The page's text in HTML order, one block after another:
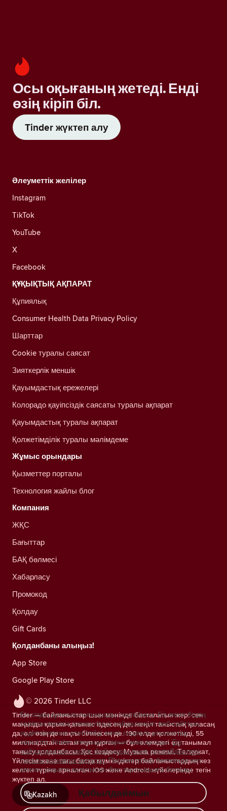
Осы оқығаның жетеді. Енді
өзің кіріп біл.
Tinder жүктеп алу
© 2026 Tinder LLC
Tinder — байланыстар шын мәнінде басталатын жер: сен
маңызды қарым-қатынас іздесең де, жеңіл таныстық қаласаң
да, әлі өзің де нақты білмесең де. 190 елде қолжетімді, 55
миллиардтан астам жұп құрған — бұл әлемдегі ең танымал
танысу қолданбасы. Қос кездесу, Музыка режимі, Төлқұжат,
Үйлесім және тағы басқа мүмкіндіктер байланыстардың кез
келген түріне арналған. iOS және Android жүйелерінде тегін
жүктеп ал.
Kazakh
Әлеуметтік желілер
Instagram
TikTok
YouTube
X
Facebook
ҚҰҚЫҚТЫҚ АҚПАРАТ
Құпиялық
Consumer Health Data Privacy Policy
Шарттар
Cookie туралы саясат
Зияткерлік меншік
Қауымдастық ережелері
Колорадо қауіпсіздік саясаты туралы ақпарат
Қауымдастық туралы ақпарат
Қолжетімділік туралы мәлімдеме
Жұмыс орындары
Қызметтер порталы
Технология жайлы блог
Компания
ЖҚС
Бағыттар
БАҚ бөлмесі
Хабарласу
Промокод
Қолдау
Gift Cards
Қолданбаны алыңыз!
App Store
Google Play Store
Біз сіздің құпиялылығыңызды сақтаймыз. Біз және біздің
серіктестеріміз трекерлерді пайдаланып, веб-сайттың
аудиториясын есептейді және сіздерге ұсыныстар
көрсетіп, Tinder операцияларын жақсартады. Біз
пайдаланатын cookie файлдары және провайдерлері
туралы қосымша ақпарат. Параметрлер бөлімінде кез
келген уақытта келісімнен бас тартуыңызға болады.
Қабылдаймын